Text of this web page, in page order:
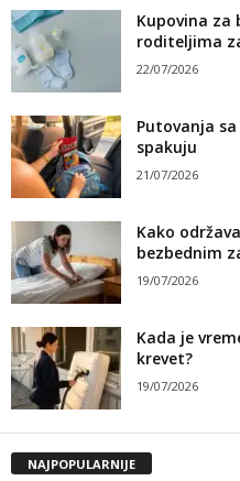
Kupovina za
roditeljima
22/07/2026
Putovanja
spakuju
21/07/2026
Kako
bezbednim
19/07/2026
Kada je
krevet?
19/07/2026
NAJPOPULARNIJE